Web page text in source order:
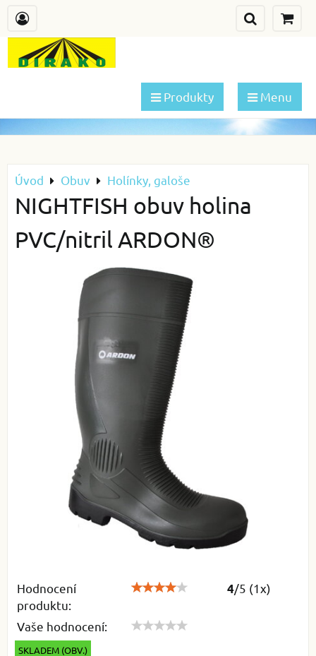
Produkty Menu
Úvod Obuv Holínky, galoše
NIGHTFISH obuv holina
PVC/nitril ARDON®
Hodnocení
produktu:
4/5 (1x)
Vaše hodnocení:
SKLADEM (OBV.)